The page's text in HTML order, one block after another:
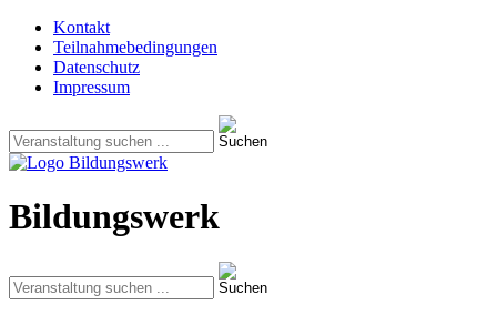
Kontakt
Teilnahmebedingungen
Datenschutz
Impressum
Bildungswerk